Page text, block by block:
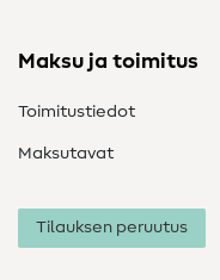
Maksu ja toimitus
Toimitustiedot
Maksutavat
Tilauksen peruutus